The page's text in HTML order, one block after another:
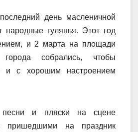
день масленичной
народные гулянья. Этот год
и 2 марта на площади
собрались, чтобы
и с хорошим настроением
песни и пляски на сцене
пришедшими на праздник